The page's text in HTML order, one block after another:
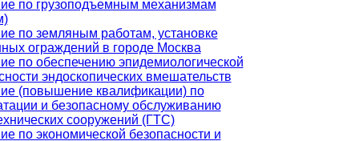
по грузоподъемным механизмам
по земляным работам, установке
ограждений в городе Москва
по обеспечению эпидемиологической
эндоскопических вмешательств
(повышение квалификации) по
и безопасному обслуживанию
сооружений (ГТС)
по экономической безопасности и